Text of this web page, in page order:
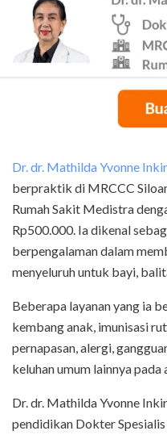
Dr. dr. Mathilda Yvonne
berpraktik di MRCCC
Rumah Sakit Medistra
Rp500.000. Ia dikenal
berpengalaman dalam
menyeluruh untuk bayi,
Beberapa layanan yang ia
kembang anak, imunisasi
pernapasan, alergi,
keluhan umum lainnya pada
Dr. dr. Mathilda Yvonne
pendidikan Dokter